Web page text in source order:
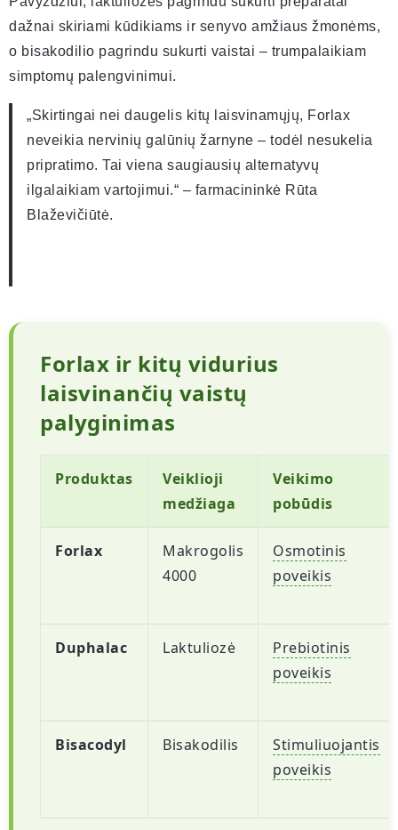
dažnai skiriami kūdikiams ir senyvo amžiaus žmonėms,
o bisakodilio pagrindu sukurti vaistai – trumpalaikiam
simptomų palengvinimui.
„Skirtingai nei daugelis kitų laisvinamųjų, Forlax
neveikia nervinių galūnių žarnyne – todėl nesukelia
pripratimo. Tai viena saugiausių alternatyvų
ilgalaikiam vartojimui.“ – farmacininkė Rūta
Blaževičiūtė.
Forlax ir kitų vidurius
laisvinančių vaistų
palyginimas
Produktas
Veiklioji
medžiaga
Veikimo
pobūdis
Forlax
Makrogolis
4000
Osmotinis
poveikis
Duphalac Laktuliozė
Prebiotinis
poveikis
Bisacodyl Bisakodilis
Stimuliuojantis
poveikis